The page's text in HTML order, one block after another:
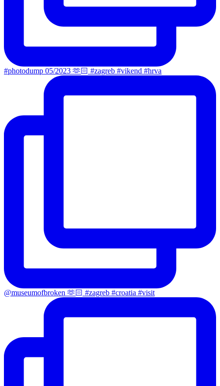
#photodump 05/2023 🫶🏻 #zagreb #vikend #hrva
@museumofbroken 🫶🏻 #zagreb #croatia #visit